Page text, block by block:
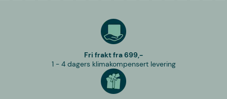
Fri frakt fra 699,-
1 - 4 dagers klimakompensert levering